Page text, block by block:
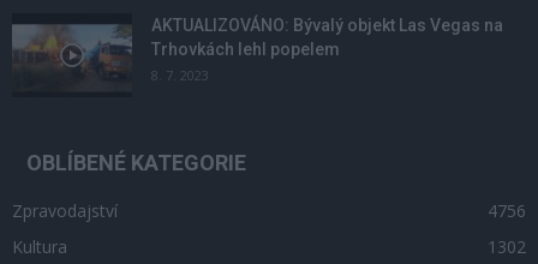
AKTUALIZOVÁNO: Bývalý objekt Las Vegas na
Trhovkách lehl popelem
8. 7. 2023
OBLÍBENÉ KATEGORIE
Zpravodajství
4756
Kultura
1302